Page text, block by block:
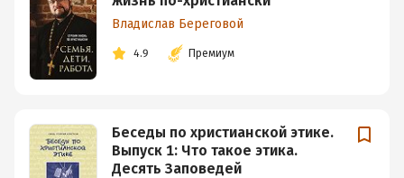
Владислав Береговой
4.9 Премиум
Беседы по христианской этике.
Выпуск 1: Что такое этика.
Десять Заповедей